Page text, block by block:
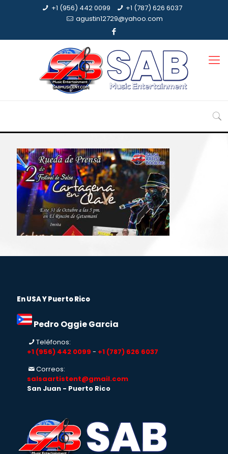
+1 (956) 442 0099
+1 (787) 626 6037
agustin12729@yahoo.com
En USA Y Puerto Rico
Pedro Oggie Garcia
Teléfonos:
+1 (956) 442 0099 - +1 (787) 626 6037
Correos:
salsaartistent@gmail.com
San Juan - Puerto Rico